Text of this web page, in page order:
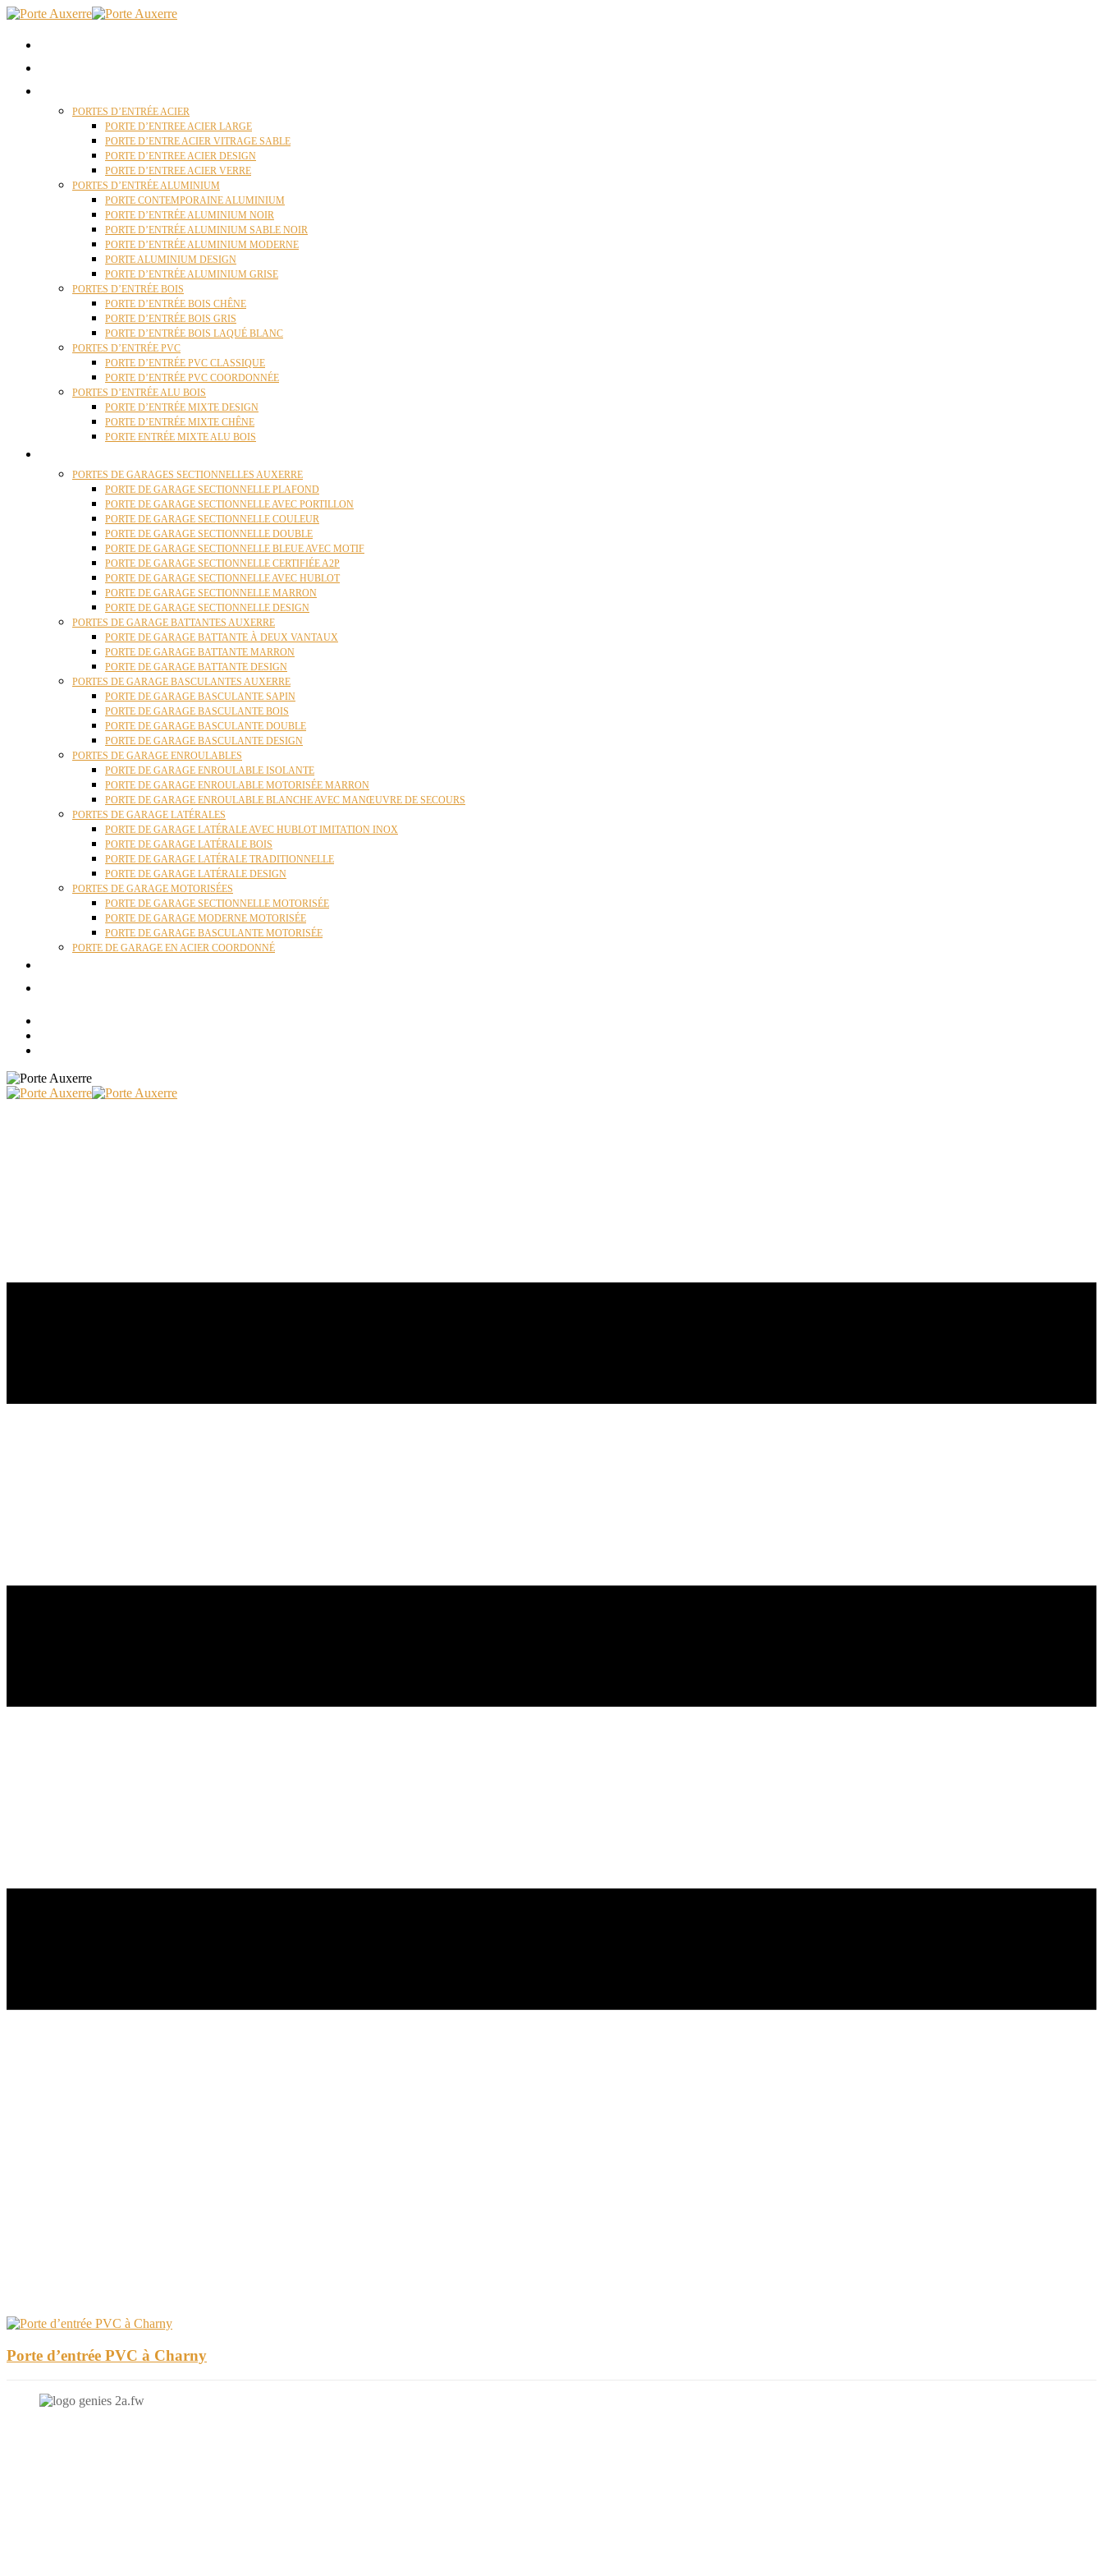
PORTES D’ENTRÉE ACIER
PORTE D’ENTREE ACIER LARGE
PORTE D’ENTRE ACIER VITRAGE SABLE
PORTE D’ENTREE ACIER DESIGN
PORTE D’ENTREE ACIER VERRE
PORTES D’ENTRÉE ALUMINIUM
PORTE CONTEMPORAINE ALUMINIUM
PORTE D’ENTRÉE ALUMINIUM NOIR
PORTE D’ENTRÉE ALUMINIUM SABLE NOIR
PORTE D’ENTRÉE ALUMINIUM MODERNE
PORTE ALUMINIUM DESIGN
PORTE D’ENTRÉE ALUMINIUM GRISE
PORTES D’ENTRÉE BOIS
PORTE D’ENTRÉE BOIS CHÊNE
PORTE D’ENTRÉE BOIS GRIS
PORTE D’ENTRÉE BOIS LAQUÉ BLANC
PORTES D’ENTRÉE PVC
PORTE D’ENTRÉE PVC CLASSIQUE
PORTE D’ENTRÉE PVC COORDONNÉE
PORTES D’ENTRÉE ALU BOIS
PORTE D’ENTRÉE MIXTE DESIGN
PORTE D’ENTRÉE MIXTE CHÊNE
PORTE ENTRÉE MIXTE ALU BOIS
PORTES DE GARAGES SECTIONNELLES AUXERRE
PORTE DE GARAGE SECTIONNELLE PLAFOND
PORTE DE GARAGE SECTIONNELLE AVEC PORTILLON
PORTE DE GARAGE SECTIONNELLE COULEUR
PORTE DE GARAGE SECTIONNELLE DOUBLE
PORTE DE GARAGE SECTIONNELLE BLEUE AVEC MOTIF
PORTE DE GARAGE SECTIONNELLE CERTIFIÉE A2P
PORTE DE GARAGE SECTIONNELLE AVEC HUBLOT
PORTE DE GARAGE SECTIONNELLE MARRON
PORTE DE GARAGE SECTIONNELLE DESIGN
PORTES DE GARAGE BATTANTES AUXERRE
PORTE DE GARAGE BATTANTE À DEUX VANTAUX
PORTE DE GARAGE BATTANTE MARRON
PORTE DE GARAGE BATTANTE DESIGN
PORTES DE GARAGE BASCULANTES AUXERRE
PORTE DE GARAGE BASCULANTE SAPIN
PORTE DE GARAGE BASCULANTE BOIS
PORTE DE GARAGE BASCULANTE DOUBLE
PORTE DE GARAGE BASCULANTE DESIGN
PORTES DE GARAGE ENROULABLES
PORTE DE GARAGE ENROULABLE ISOLANTE
PORTE DE GARAGE ENROULABLE MOTORISÉE MARRON
PORTE DE GARAGE ENROULABLE BLANCHE AVEC MANŒUVRE DE SECOURS
PORTES DE GARAGE LATÉRALES
PORTE DE GARAGE LATÉRALE AVEC HUBLOT IMITATION INOX
PORTE DE GARAGE LATÉRALE BOIS
PORTE DE GARAGE LATÉRALE TRADITIONNELLE
PORTE DE GARAGE LATÉRALE DESIGN
PORTES DE GARAGE MOTORISÉES
PORTE DE GARAGE SECTIONNELLE MOTORISÉE
PORTE DE GARAGE MODERNE MOTORISÉE
PORTE DE GARAGE BASCULANTE MOTORISÉE
PORTE DE GARAGE EN ACIER COORDONNÉ
Porte d’entrée PVC à Charny